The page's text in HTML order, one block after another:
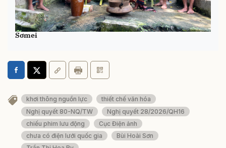
Phục dựng Lễ Cúng giọt nước của đồng bào Ba Na ở Đak
Sơmei
khơi thông nguồn lực
thiết chế văn hóa
Nghị quyết 80-NQ/TW
Nghị quyết 28/2026/QH16
chiếu phim lưu động
Cục Điện ảnh
chưa có điện lưới quốc gia
Bùi Hoài Sơn